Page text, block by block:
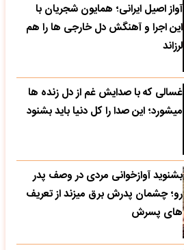
آواز اصیل ایرانی؛ همایون شجریان با
این اجرا و آهنگش دل خارجی ها را هم
لرزاند
غسالی که با صدایش غم از دل زنده ها
میشورد؛ این صدا را کل دنیا باید بشنود
بشنوید آوازخوانی مردی در وصف پدر
رو؛ چشمان پدرش برق میزند از تعریف
های پسرش